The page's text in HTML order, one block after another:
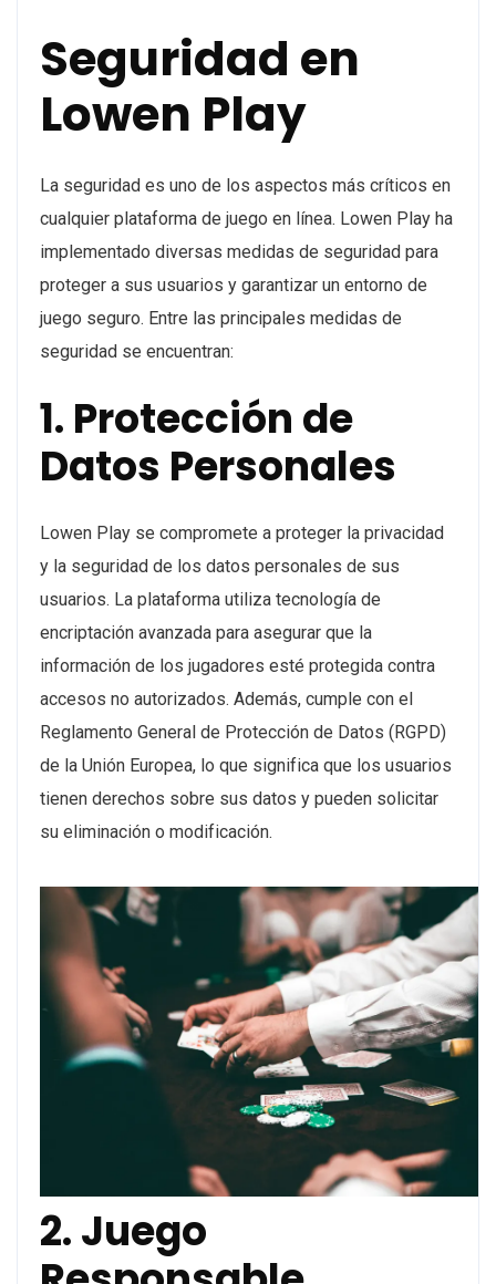
Seguridad en
Lowen Play
La seguridad es uno de los aspectos más críticos en
cualquier plataforma de juego en línea. Lowen Play ha
implementado diversas medidas de seguridad para
proteger a sus usuarios y garantizar un entorno de
juego seguro. Entre las principales medidas de
seguridad se encuentran:
1. Protección de
Datos Personales
Lowen Play se compromete a proteger la privacidad
y la seguridad de los datos personales de sus
usuarios. La plataforma utiliza tecnología de
encriptación avanzada para asegurar que la
información de los jugadores esté protegida contra
accesos no autorizados. Además, cumple con el
Reglamento General de Protección de Datos (RGPD)
de la Unión Europea, lo que significa que los usuarios
tienen derechos sobre sus datos y pueden solicitar
su eliminación o modificación.
2. Juego